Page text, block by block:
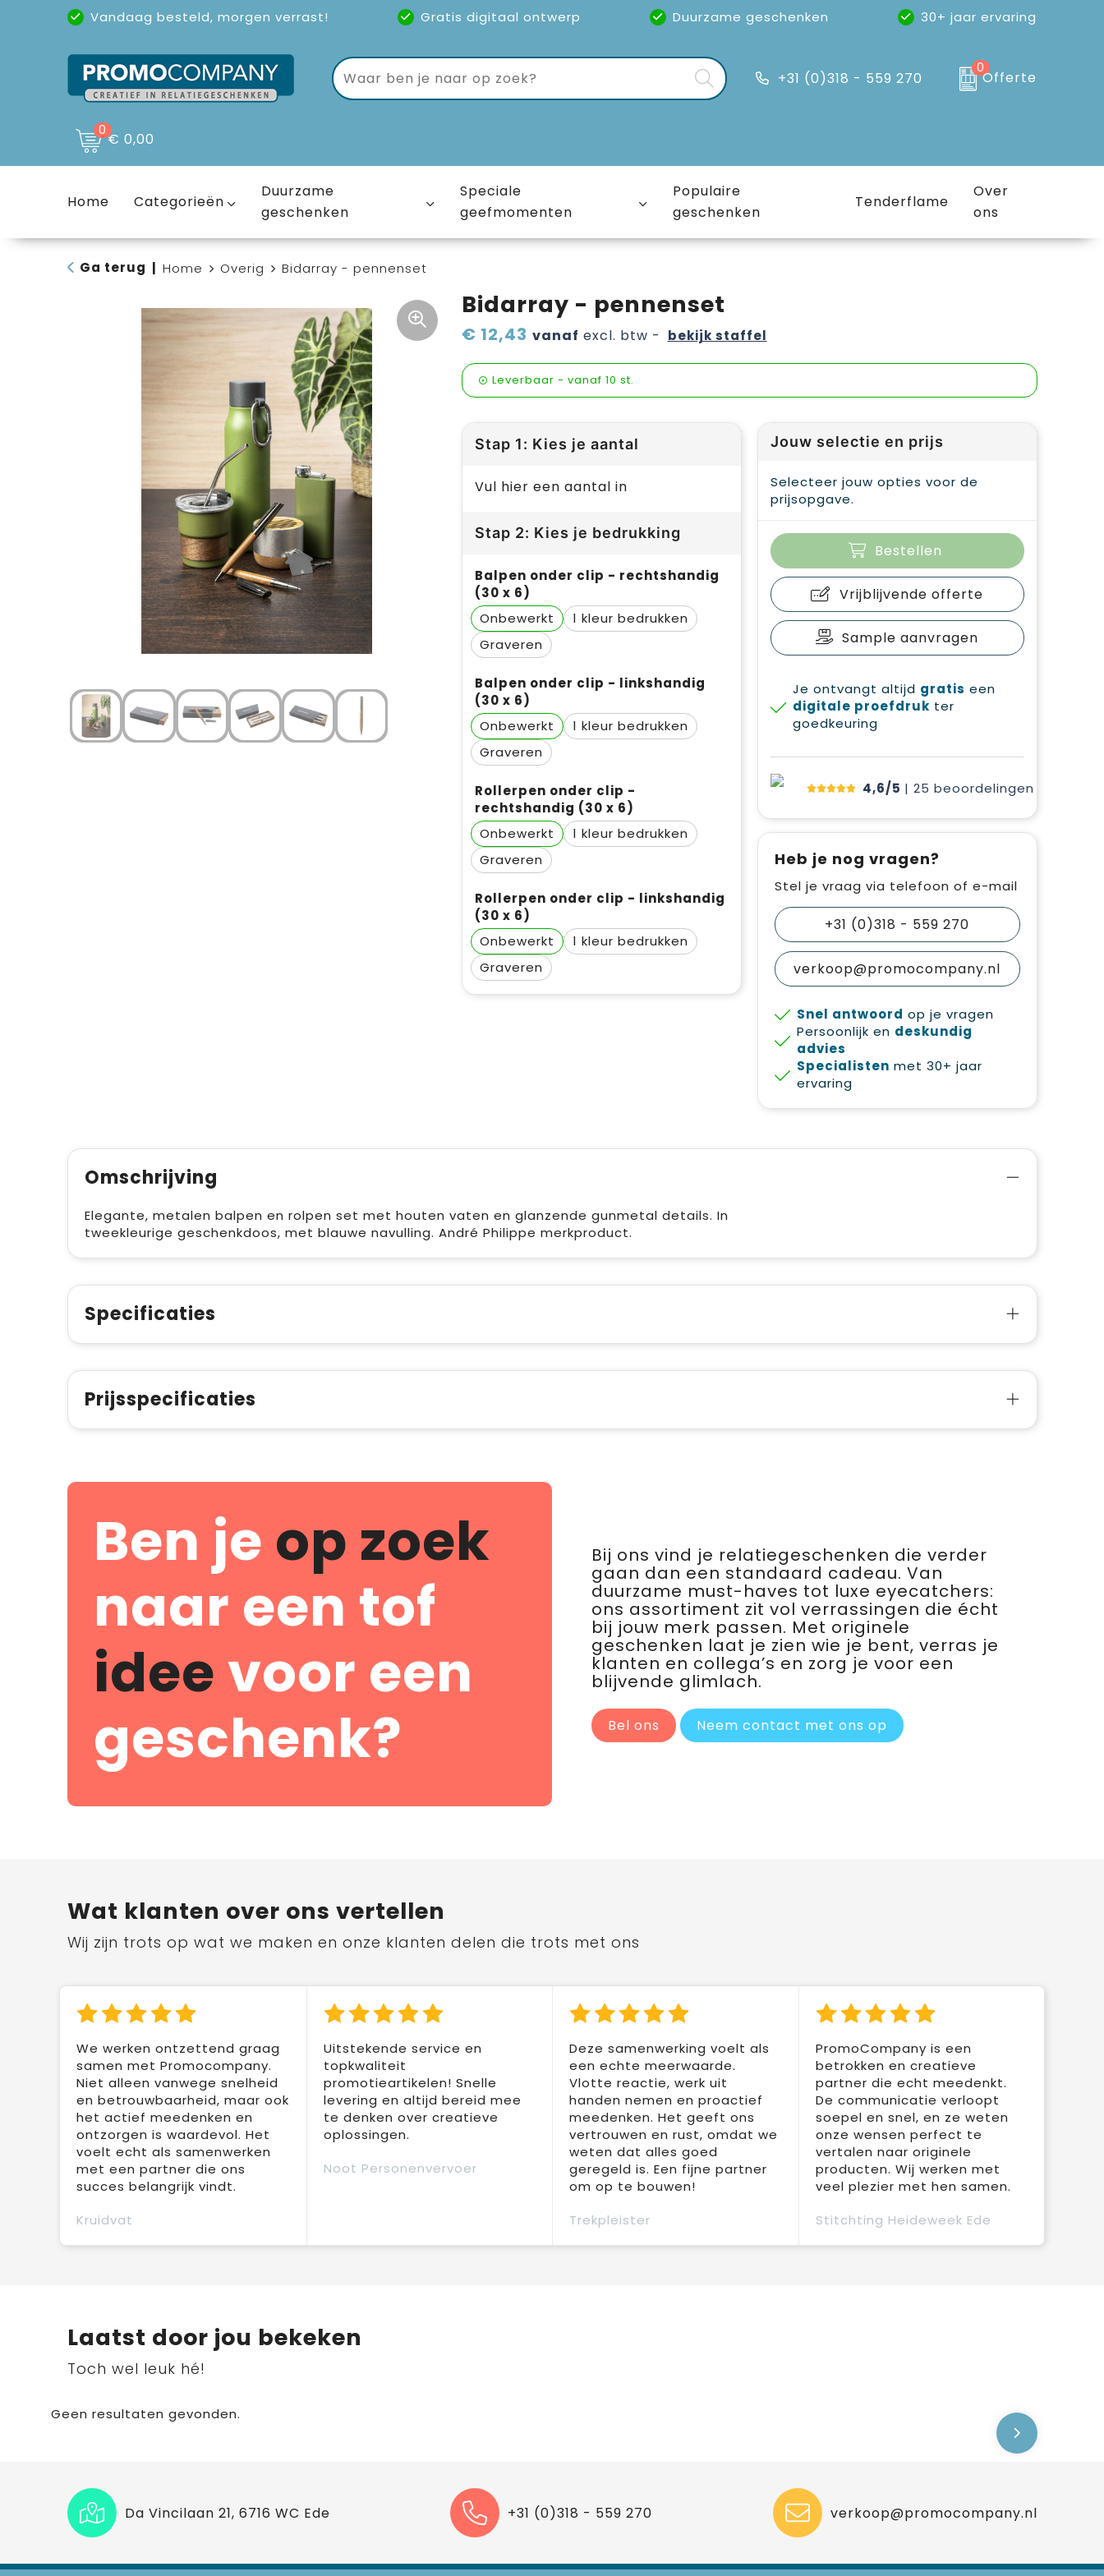
Vandaag besteld, morgen verrast! Gratis digitaal ontwerp Duurzame geschenken
30+ jaar ervaring
Uitstekende reviews(4,6/5)
+31 (0)318 - 559 270
0
Offerte
0€ 0,00
Home Categorieën
Duurzame
geschenken
Speciale
geefmomenten
Populaire
geschenken
Tenderflame
Over
ons
Ga terug Home Overig Bidarray - pennenset
Bidarray - pennenset
€ 12,43 vanaf excl. btw - bekijk staffel
Leverbaar - vanaf 10 st.
Stap 1: Kies je aantal
Vul hier een aantal in
Stap 2: Kies je bedrukking
Balpen onder clip - rechtshandig
(30 x 6)
Onbewerkt
1
Graveren
Balpen onder clip - linkshandig
(30 x 6)
Onbewerkt
1
Graveren
Rollerpen onder clip -
rechtshandig (30 x 6)
Onbewerkt
1
Graveren
Rollerpen onder clip - linkshandig
(30 x 6)
Onbewerkt
1
Graveren
Jouw selectie en prijs
Selecteer jouw opties voor de
prijsopgave.
Bestellen
Vrijblijvende offerte
Sample aanvragen
Je ontvangt altijd gratis een
digitale proefdruk ter
goedkeuring
4,6/5 | 25 beoordelingen
Heb je nog vragen?
Stel je vraag via telefoon of e-mail
+31 (0)318 - 559 270
verkoop@promocompany.nl
Snel antwoord op je vragen
Persoonlijk en deskundig
advies
Specialisten met 30+ jaar
ervaring
Omschrijving
Elegante, metalen balpen en rolpen set met houten vaten en glanzende gunmetal details. In
tweekleurige geschenkdoos, met blauwe navulling. André Philippe merkproduct.
Specificaties
Prijsspecificaties
Ben je op zoek
naar een tof
ideevoor een
geschenk?
Bij ons vind je relatiegeschenken die verder
gaan dan een standaard cadeau. Van
duurzame must-haves tot luxe eyecatchers:
ons assortiment zit vol verrassingen die écht
bij jouw merk passen. Met originele
geschenken laat je zien wie je bent, verras je
klanten en collega’s en zorg je voor een
blijvende glimlach.
Bel ons Neem contact met ons op
Wat klanten over ons vertellen
Wij zijn trots op wat we maken en onze klanten delen die trots met ons
We werken ontzettend graag
samen met Promocompany.
Niet alleen vanwege snelheid
en betrouwbaarheid, maar ook
het actief meedenken en
ontzorgen is waardevol. Het
voelt echt als samenwerken
met een partner die ons
succes belangrijk vindt.
Kruidvat
Uitstekende service en
topkwaliteit
promotieartikelen! Snelle
levering en altijd bereid mee
te denken over creatieve
oplossingen.
Noot Personenvervoer
Deze samenwerking voelt als
een echte meerwaarde.
Vlotte reactie, werk uit
handen nemen en proactief
meedenken. Het geeft ons
vertrouwen en rust, omdat we
weten dat alles goed
geregeld is. Een fijne partner
om op te bouwen!
Trekpleister
PromoCompany is een
betrokken en creatieve
partner die echt meedenkt.
De communicatie verloopt
soepel en snel, en ze weten
onze wensen perfect te
vertalen naar originele
producten. Wij werken met
veel plezier met hen samen.
Stitchting Heideweek Ede
Laatst door jou bekeken
Toch wel leuk hé!
Geen resultaten gevonden.
Da Vincilaan 21, 6716 WC Ede +31 (0)318 - 559 270 verkoop@promocompany.nl